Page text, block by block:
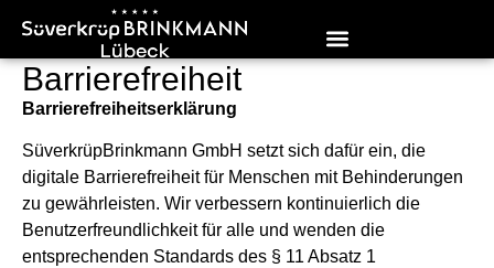
Barrierefreiheit
Barrierefreiheitserklärung
SüverkrüpBrinkmann GmbH setzt sich dafür ein, die
digitale Barrierefreiheit für Menschen mit Behinderungen
zu gewährleisten. Wir verbessern kontinuierlich die
Benutzerfreundlichkeit für alle und wenden die
entsprechenden Standards des § 11 Absatz 1